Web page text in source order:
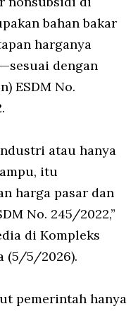
bahan bakar
harganya
dengan
ESDM No.
atau hanya
itu
harga pasar dan
No. 245/2022,”
di Kompleks
(5/5/2026).
pemerintah hanya